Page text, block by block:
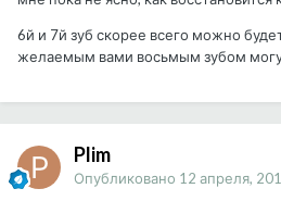
6й и 7й зуб скорее всего можно
желаемым вами восьмым зубом
Plim
Опубликовано 12 апреля,